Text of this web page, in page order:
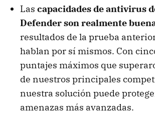
Las capacidades de antivirus
Defender son realmente
resultados de la prueba
hablan por sí mismos. Con
puntajes máximos que
de nuestros principales
nuestra solución puede
amenazas más avanzadas.